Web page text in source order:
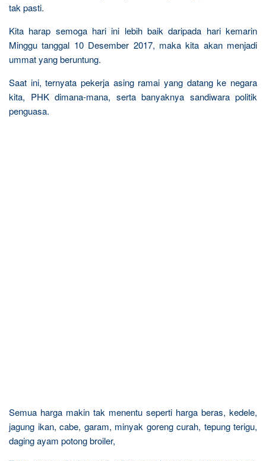
tak pasti.
Kita harap semoga hari ini lebih baik daripada hari kemarin
Minggu tanggal 10 Desember 2017, maka kita akan menjadi
ummat yang beruntung.
Saat ini, ternyata pekerja asing ramai yang datang ke negara
kita, PHK dimana-mana, serta banyaknya sandiwara politik
penguasa.
Semua harga makin tak menentu seperti harga beras, kedele,
jagung ikan, cabe, garam, minyak goreng curah, tepung terigu,
daging ayam potong broiler,